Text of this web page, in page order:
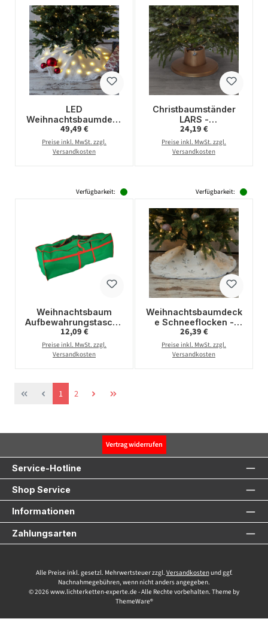
LED
Weihnachtsbaumdeck
e - Plüsch-
Baumteppich -
Polyester - 47
Regulärer Preis:
49,49 €
Preise inkl. MwSt. zzgl.
Versandkosten
Christbaumständer
LARS -
Stammdurchmesser
3,5-10,5cm - Höhe bis
2,1m - Wassertank 1,6L
Regulärer Preis:
24,19 €
Preise inkl. MwSt. zzgl.
Versandkosten
Verfügbarkeit:
Weihnachtsbaum
Aufbewahrungstasche
- für 1,8m - 2,1m
Bäume - grün/rot
Regulärer Preis:
12,09 €
Preise inkl. MwSt. zzgl.
Versandkosten
Verfügbarkeit:
Weihnachtsbaumdeck
e Schneeflocken -
Baumteppich -
Polyester - D: 85cm -
rund - weiß, silber
Regulärer Preis:
26,39 €
Preise inkl. MwSt. zzgl.
Versandkosten
Seite
1 Seite
2
Vertrag widerrufen
Service-Hotline
Shop Service
Informationen
Zahlungsarten
Alle Preise inkl. gesetzl. Mehrwertsteuer zzgl. Versandkostenund ggf.
Nachnahmegebühren, wenn nicht anders angegeben.
© 2026 www.lichterketten-experte.de - Alle Rechte vorbehalten. Theme by
ThemeWare®